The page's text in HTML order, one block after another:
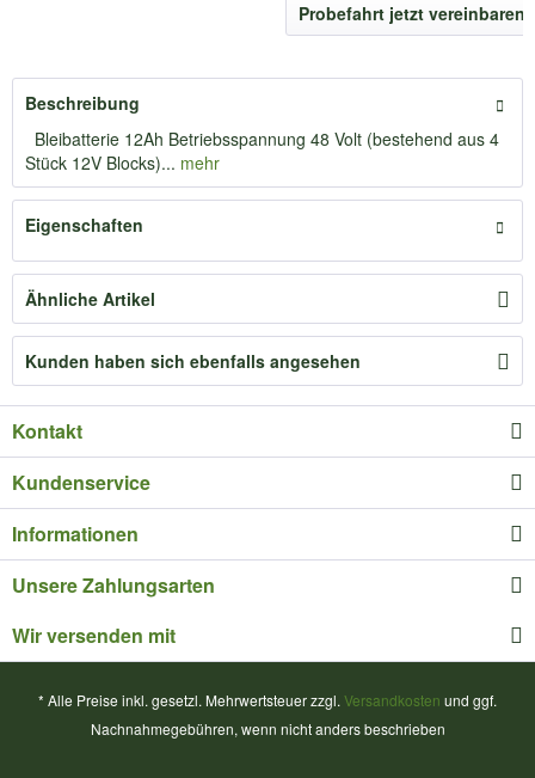
Probefahrt jetzt vereinbaren
Beschreibung
Bleibatterie 12Ah Betriebsspannung 48 Volt (bestehend aus 4
Stück 12V Blocks)... mehr
Eigenschaften
Ähnliche Artikel
Kunden haben sich ebenfalls angesehen
Kontakt
Kundenservice
Informationen
Unsere Zahlungsarten
Wir versenden mit
* Alle Preise inkl. gesetzl. Mehrwertsteuer zzgl. Versandkosten und ggf.
Nachnahmegebühren, wenn nicht anders beschrieben